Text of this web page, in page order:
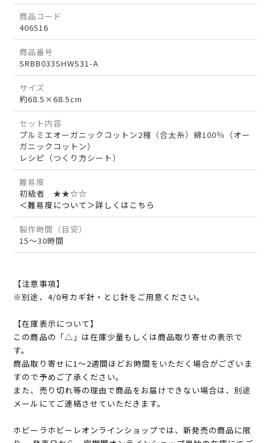
商品コード
406516
商品番号
SRBB033SHWS31-A
サイズ
約68.5×68.5cm
セット内容
プルミエオーガニックコットン2種（合太糸）綿100％（オー
ガニックコットン）
レシピ（つくり方シート）
難易度
初級者 ★★☆☆
＜難易度について＞詳しくはこちら
製作時間（目安）
15～30時間
【注意事項】
※別途、4/0号カギ針・とじ針をご用意ください。
【在庫表示について】
この商品の「△」は在庫少量もしくは商品取り寄せの表示で
す。
商品取り寄せに1～2週間ほどお時間をいただく場合がございま
すので予めご了承ください。
また、売り切れ等の理由で商品をお届けできない場合は、別途
メールにてご連絡させていただきます。
ホビーラホビーレオンラインショップでは、新発売の商品に限